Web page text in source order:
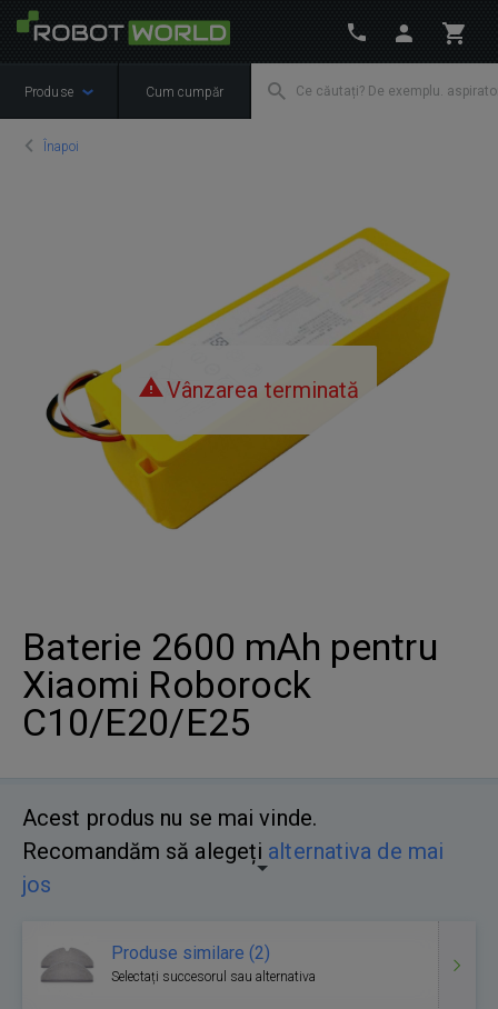
Produse Cum cumpăr
Înapoi
Vânzarea terminată
Baterie 2600 mAh pentru
Xiaomi Roborock
C10/E20/E25
Acest produs nu se mai vinde.
Recomandăm să alegeți alternativa de mai
jos
Produse similare (2)
Selectați succesorul sau alternativa